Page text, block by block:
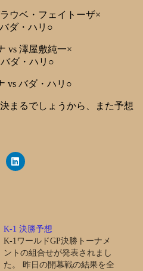
ウベ・フェイトーザ×
ダ・ハリ○
vs 澤屋敷純一×
ダ・ハリ○
vs バダ・ハリ○
まるでしょうから、また予想
K-1 決勝予想
K-1ワールドGP決勝トーナメ
ントの組合せが発表されまし
た。 昨日の開幕戦の結果を全